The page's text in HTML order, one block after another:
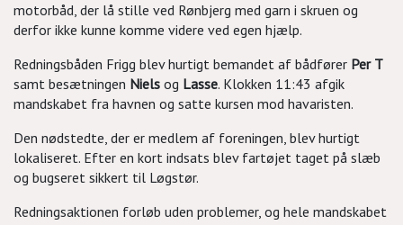
motorbåd, der lå stille ved Rønbjerg med garn i skruen og
derfor ikke kunne komme videre ved egen hjælp.
Redningsbåden Frigg blev hurtigt bemandet af bådfører Per T
samt besætningen Niels og Lasse. Klokken 11:43 afgik
mandskabet fra havnen og satte kursen mod havaristen.
Den nødstedte, der er medlem af foreningen, blev hurtigt
lokaliseret. Efter en kort indsats blev fartøjet taget på slæb
og bugseret sikkert til Løgstør.
Redningsaktionen forløb uden problemer, og hele mandskabet